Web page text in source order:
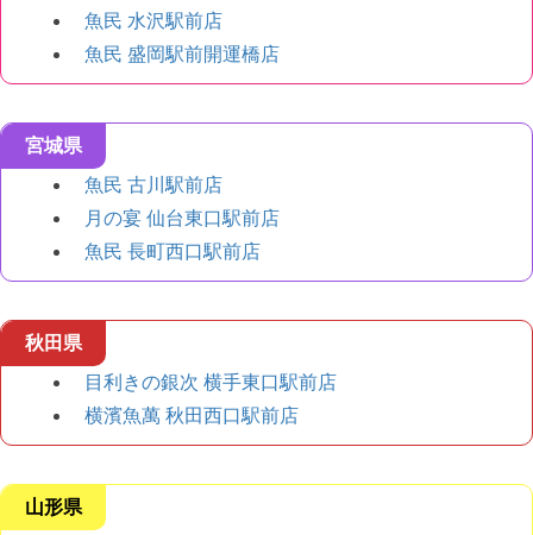
魚民 水沢駅前店
魚民 盛岡駅前開運橋店
宮城県
魚民 古川駅前店
月の宴 仙台東口駅前店
魚民 長町西口駅前店
秋田県
目利きの銀次 横手東口駅前店
横濱魚萬 秋田西口駅前店
山形県